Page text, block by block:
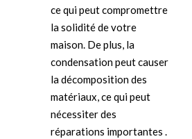
ce qui peut compromettre
la solidité de votre
maison. De plus, la
condensation peut causer
la décomposition des
matériaux, ce qui peut
nécessiter des
réparations importantes .